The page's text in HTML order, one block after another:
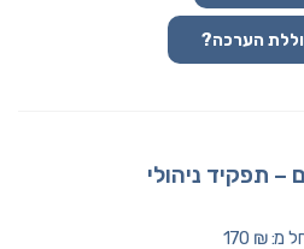
הערכה?
– תפקיד ניהולי
מ: 170 ₪